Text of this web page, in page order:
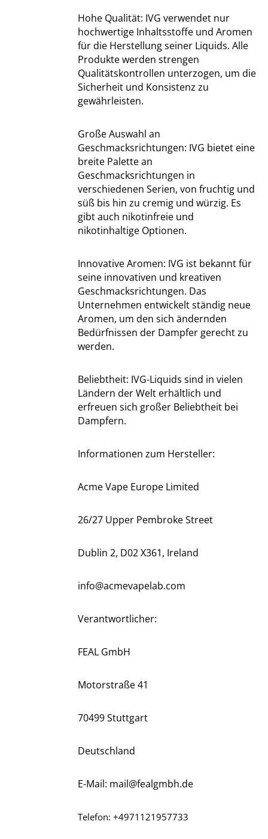
Hohe Qualität: IVG verwendet nur
hochwertige Inhaltsstoffe und Aromen
für die Herstellung seiner Liquids. Alle
Produkte werden strengen
Qualitätskontrollen unterzogen, um die
Sicherheit und Konsistenz zu
gewährleisten.
Große Auswahl an
Geschmacksrichtungen: IVG bietet eine
breite Palette an
Geschmacksrichtungen in
verschiedenen Serien, von fruchtig und
süß bis hin zu cremig und würzig. Es
gibt auch nikotinfreie und
nikotinhaltige Optionen.
Innovative Aromen: IVG ist bekannt für
seine innovativen und kreativen
Geschmacksrichtungen. Das
Unternehmen entwickelt ständig neue
Aromen, um den sich ändernden
Bedürfnissen der Dampfer gerecht zu
werden.
Beliebtheit: IVG-Liquids sind in vielen
Ländern der Welt erhältlich und
erfreuen sich großer Beliebtheit bei
Dampfern.
Informationen zum Hersteller:
Acme Vape Europe Limited
26/27 Upper Pembroke Street
Dublin 2, D02 X361, Ireland
info@acmevapelab.com
Verantwortlicher:
FEAL GmbH
Motorstraße 41
70499 Stuttgart
Deutschland
E-Mail: mail@fealgmbh.de
Telefon: +4971121957733